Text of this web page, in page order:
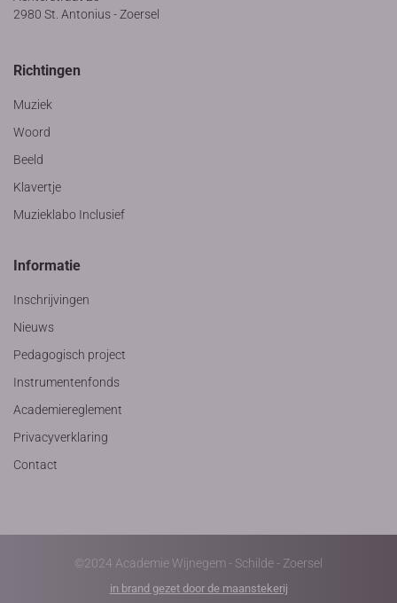
2980 St. Antonius - Zoersel
Richtingen
Muziek
Woord
Beeld
Klavertje
Muzieklabo Inclusief
Informatie
Inschrijvingen
Nieuws
Pedagogisch project
Instrumentenfonds
Academiereglement
Privacyverklaring
Contact
©2024 Academie Wijnegem - Schilde - Zoersel
in brand gezet door de maanstekerij